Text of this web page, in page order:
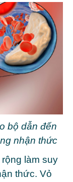
bộ dẫn đến
nhận thức
làm suy
thức. Vỏ